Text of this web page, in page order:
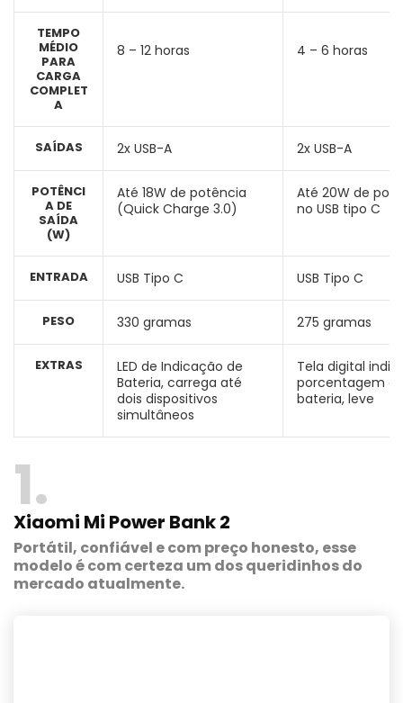
TEMPO
MÉDIO
PARA
CARGA
COMPLET
A
SAÍDAS
POTÊNCI
A DE
SAÍDA
(W)
ENTRADA
PESO
EXTRAS
8 – 12 horas
2x USB-A
Até 18W de potência
(Quick Charge 3.0)
USB Tipo C
330 gramas
LED de Indicação de
Bateria, carrega até
dois dispositivos
simultâneos
4 – 6 horas
2x USB-A
Até 20W de
no USB tipo C
USB Tipo C
275 gramas
Tela digital
porcentagem
bateria, leve
1
Xiaomi Mi Power Bank 2
Portátil, confiável e com preço honesto, esse
modelo é com certeza um dos queridinhos do
mercado atualmente.